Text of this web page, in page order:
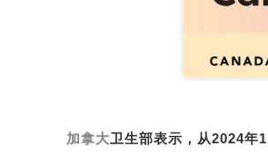
加拿大卫生部表示，从2024年